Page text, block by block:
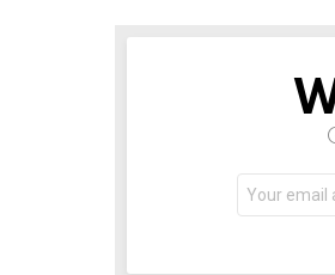
NEWSLETTER
address: